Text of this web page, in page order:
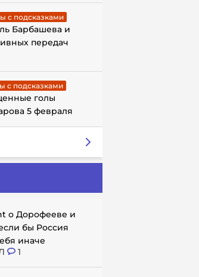
с подсказками
Барбашева и
передач
с подсказками
голы
5 февраля
о Дорофееве и
бы Россия
иначе
1